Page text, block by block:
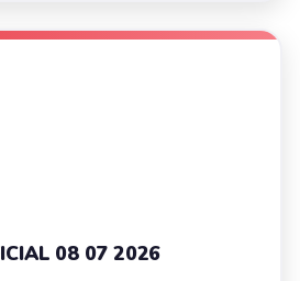
08 07 2026